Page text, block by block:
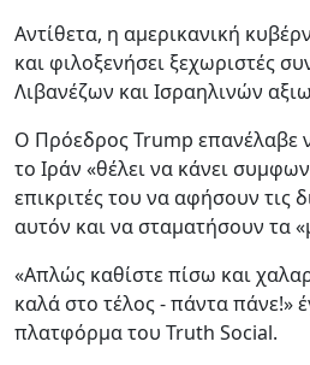
Αντίθετα, η αμερικανική
και φιλοξενήσει ξεχωριστές
Λιβανέζων και Ισραηλινών
Ο Πρόεδρος Trump επανέλαβε
το Ιράν «θέλει να κάνει
επικριτές του να αφήσουν τις
αυτόν και να σταματήσουν τα
«Απλώς καθίστε πίσω και
καλά στο τέλος - πάντα πάνε!»
πλατφόρμα του Truth Social.